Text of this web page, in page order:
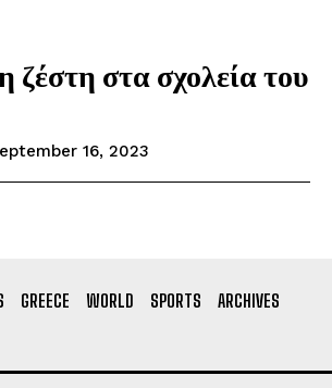
ζέστη στα σχολεία του
16, 2023
GREECE WORLD SPORTS
ARCHIVES